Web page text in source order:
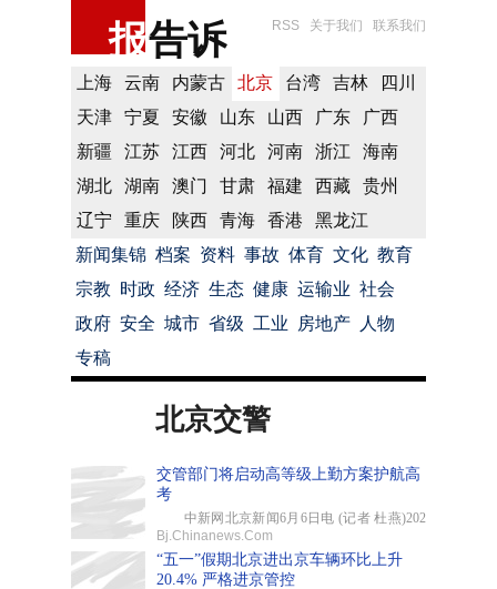
报告诉 RSS 关于我们 联系我们
上海 云南 内蒙古 北京 台湾 吉林
四川
天津
宁夏 安徽 山东 山西 广东
广西
新疆
江苏 江西 河北 河南 浙江
海南
湖北
湖南 澳门 甘肃 福建 西藏
贵州
辽宁
重庆 陕西 青海 香港
黑龙江
新闻集锦 档案 资料 事故 体育 文化 教育
宗教 时政 经济 生态 健康 运输业 社会
政府 安全 城市 省级 工业 房地产
人物
专稿
北京交警
交管部门将启动高等级上勤方案护航高
考
中新网北京新闻6月6日电 (记者 杜燕)202
Bj.Chinanews.Com
“五一”假期北京进出京车辆环比上升
20.4% 严格进京管控